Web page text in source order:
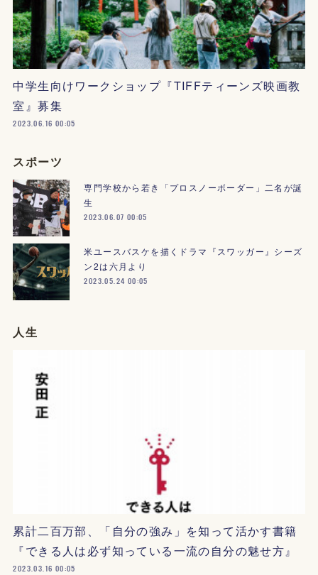
中学生向けワークショップ『TIFFティーンズ映画教
室』募集
2023.06.16 00:05
スポーツ
専門学校から若き「プロスノーボーダー」二名が誕
生
2023.06.07 00:05
米ユースバスケを描くドラマ『スワッガー』シーズ
ン2は六月より
2023.05.24 00:05
人生
累計二百万部、「自分の強み」を知って活かす書籍
『できる人は必ず知っている一流の自分の魅せ方』
2023.03.16 00:05